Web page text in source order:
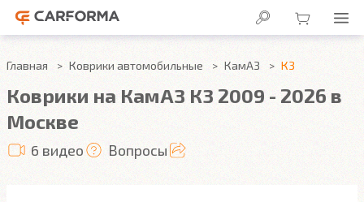
Главная Коврики автомобильные КамАЗ К3
Коврики на КамАЗ К3 2009 - 2026 в
Москве
6 видео Вопросы